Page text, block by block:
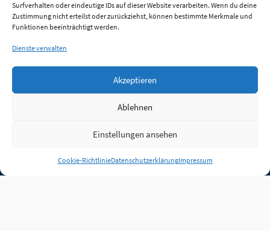
Surfverhalten oder eindeutige IDs auf dieser Website verarbeiten. Wenn du deine
Zustimmung nicht erteilst oder zurückziehst, können bestimmte Merkmale und
Funktionen beeinträchtigt werden.
Dienste verwalten
Akzeptieren
Ablehnen
Einstellungen ansehen
Cookie-RichtlinieDatenschutzerklärungImpressum
Anmelden
Jobs Partner FAQ Quellen